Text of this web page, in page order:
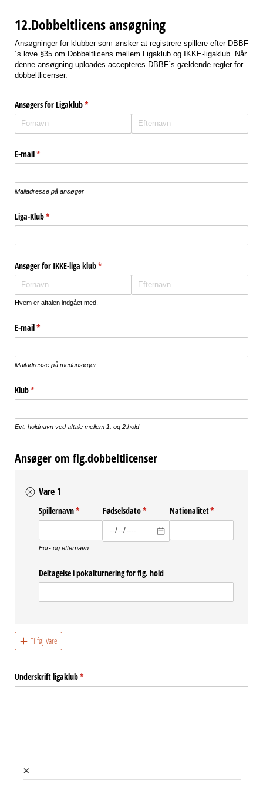
12.Dobbeltlicens ansøgning
Ansøgninger for klubber som ønsker at registrere spillere efter DBBF
´s love §35 om Dobbeltlicens mellem Ligaklub og IKKE-ligaklub. Når
denne ansøgning uploades accepteres DBBF´s gældende regler for
dobbeltlicenser.
Ansøgers for Ligaklub*
(påkrævet)
E-mail*
(påkrævet)
Mailadresse på ansøger
Liga-Klub*
(påkrævet)
Ansøger for IKKE-liga klub*
(påkrævet)
Hvem er aftalen indgået med.
E-mail*
(påkrævet)
Mailadresse på medansøger
Klub*
(påkrævet)
Evt. holdnavn ved aftale mellem 1. og 2.hold
Ansøger om flg.dobbeltlicenser
Vare 1
Spillernavn*
(påkrævet)
For- og efternavn
Fødselsdato*
(påkrævet)Nationalitet*
(påkrævet)
Deltagelse i pokalturnering for flg. hold
Tilføj Vare
Underskrift ligaklub*
(påkrævet)
×